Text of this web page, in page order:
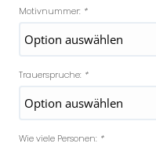
Motivnummer: *
Trauerspruche: *
Wie viele Personen: *